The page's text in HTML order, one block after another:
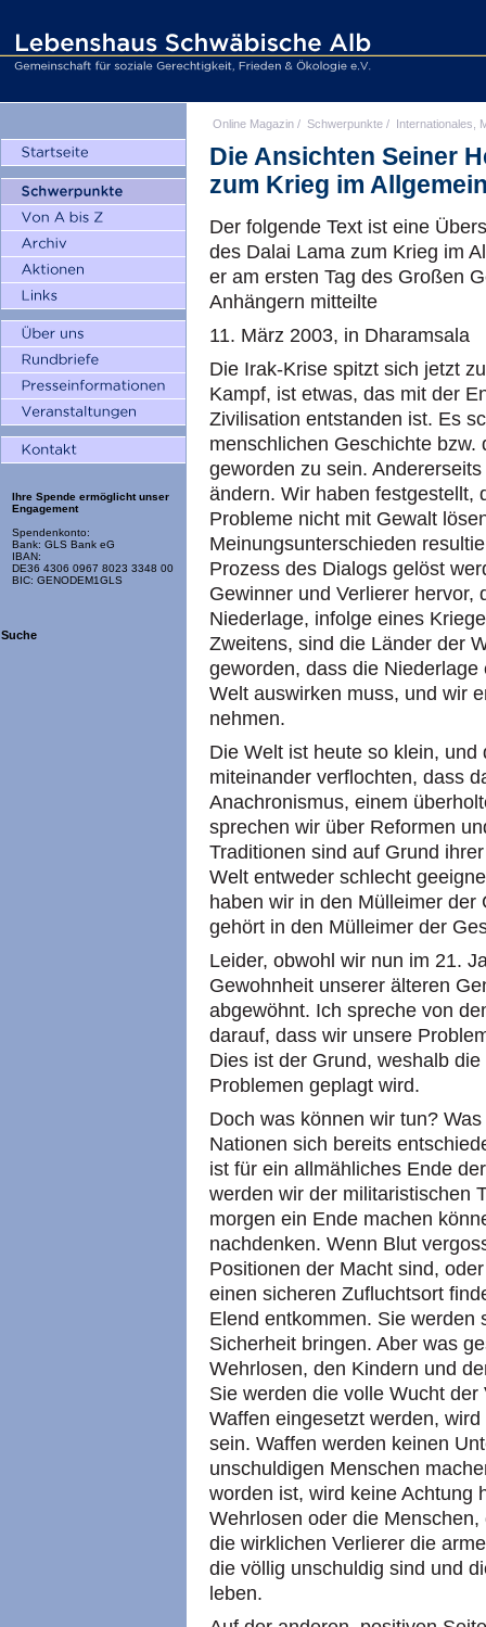
Ihre Spende ermöglicht unser
Engagement
Spendenkonto:
Bank: GLS Bank eG
IBAN:
DE36 4306 0967 8023 3348 00
BIC: GENODEM1GLS
Suche
Online Magazin / Schwerpunkte / Internationales,
Die Ansichten Seiner
zum Krieg im
Der folgende Text ist eine
des Dalai Lama zum Krieg im
er am ersten Tag des Großen
Anhängern mitteilte
11. März 2003, in Dharamsala
Die Irak-Krise spitzt sich jetzt
Kampf, ist etwas, das mit der
Zivilisation entstanden ist. Es
menschlichen Geschichte
geworden zu sein.
ändern. Wir haben festgestellt,
Probleme nicht mit Gewalt
Meinungsunterschieden
Prozess des Dialogs gelöst
Gewinner und Verlierer hervor,
Niederlage, infolge eines
Zweitens, sind die Länder der
geworden, dass die
Welt auswirken muss, und wir
nehmen.
Die Welt ist heute so klein,
miteinander verflochten, dass
Anachronismus, einem
sprechen wir über Reformen
Traditionen sind auf Grund
Welt entweder schlecht
haben wir in den Mülleimer
gehört in den Mülleimer der
Leider, obwohl wir nun im 21.
Gewohnheit unserer älteren
abgewöhnt. Ich spreche von
darauf, dass wir unsere
Dies ist der Grund, weshalb
Problemen geplagt wird.
Doch was können wir tun?
Nationen sich bereits
ist für ein allmähliches Ende
werden wir der militaristischen
morgen ein Ende machen
nachdenken. Wenn Blut
Positionen der Macht sind,
einen sicheren Zufluchtsort
Elend entkommen. Sie werden
Sicherheit bringen. Aber was
Wehrlosen, den Kindern und
Sie werden die volle Wucht
Waffen eingesetzt werden,
sein. Waffen werden keinen
unschuldigen Menschen
worden ist, wird keine Achtung
Wehrlosen oder die
die wirklichen Verlierer die
die völlig unschuldig sind und
leben.